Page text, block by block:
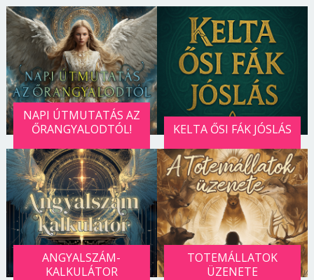
NAPI ÚTMUTATÁS AZ
ŐRANGYALODTÓL!
KELTA ŐSI FÁK JÓSLÁS
ANGYALSZÁM-
KALKULÁTOR
TOTEMÁLLATOK
ÜZENETE